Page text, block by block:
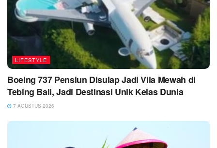
LIFESTYLE
Boeing 737 Pensiun Disulap Jadi Vila Mewah di
Tebing Bali, Jadi Destinasi Unik Kelas Dunia
7 AGUSTUS 2026